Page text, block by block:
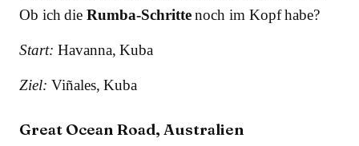
Ob ich die Rumba-Schrittenoch im Kopf habe?
Start: Havanna, Kuba
Ziel: Viñales, Kuba
Great Ocean Road, Australien